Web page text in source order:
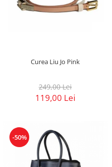
Curea Liu Jo Pink
249,00 Lei
119,00 Lei
-50%